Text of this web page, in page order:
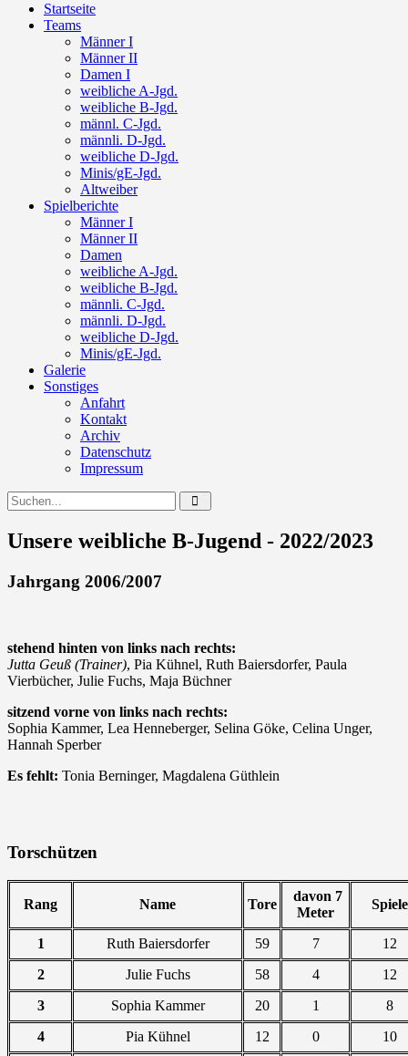
Startseite
Teams
Männer I
Männer II
Damen I
weibliche A-Jgd.
weibliche B-Jgd.
männl. C-Jgd.
männli. D-Jgd.
weibliche D-Jgd.
Minis/gE-Jgd.
Altweiber
Spielberichte
Männer I
Männer II
Damen
weibliche A-Jgd.
weibliche B-Jgd.
männli. C-Jgd.
männli. D-Jgd.
weibliche D-Jgd.
Minis/gE-Jgd.
Galerie
Sonstiges
Anfahrt
Kontakt
Archiv
Datenschutz
Impressum
Unsere weibliche B-Jugend - 2022/2023
Jahrgang 2006/2007
stehend hinten von links nach rechts:
Jutta Geuß (Trainer), Pia Kühnel, Ruth Baiersdorfer, Paula
Vierbücher, Julie Fuchs, Maja Büchner
sitzend vorne von links nach rechts:
Sophia Kammer, Lea Henneberger, Selina Göke, Celina Unger,
Hannah Sperber
Es fehlt: Tonia Berninger, Magdalena Güthlein
Torschützen
Rang Name Tore
davon 7
Meter
Spiele
1 Ruth Baiersdorfer 59 7
12
2
Julie Fuchs 58 4
12
3
Sophia Kammer 20 1
8
4
Pia Kühnel 12 0
10